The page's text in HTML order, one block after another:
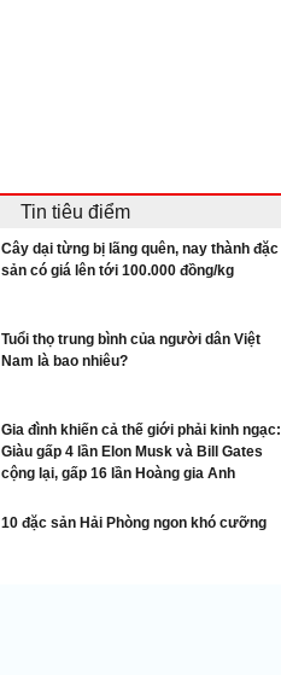
Tin tiêu điểm
Cây dại từng bị lãng quên, nay thành đặc
sản có giá lên tới 100.000 đồng/kg
Tuổi thọ trung bình của người dân Việt
Nam là bao nhiêu?
Gia đình khiến cả thế giới phải kinh ngạc:
Giàu gấp 4 lần Elon Musk và Bill Gates
cộng lại, gấp 16 lần Hoàng gia Anh
10 đặc sản Hải Phòng ngon khó cưỡng